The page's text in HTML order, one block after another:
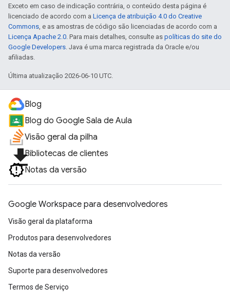
Exceto em caso de indicação contrária, o conteúdo desta página é
licenciado de acordo com a Licença de atribuição 4.0 do Creative
Commons, e as amostras de código são licenciadas de acordo com a
Licença Apache 2.0. Para mais detalhes, consulte as políticas do site do
Google Developers. Java é uma marca registrada da Oracle e/ou
afiliadas.
Última atualização 2026-06-10 UTC.
Blog
Blog do Google Sala de Aula
Visão geral da pilha
file_downloadBibliotecas de clientes
Notas da versão
Google Workspace para desenvolvedores
Visão geral da plataforma
Produtos para desenvolvedores
Notas da versão
Suporte para desenvolvedores
Termos de Serviço